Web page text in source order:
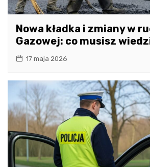
Nowa kładka i zmiany w
Gazowej: co musisz
17 maja 2026